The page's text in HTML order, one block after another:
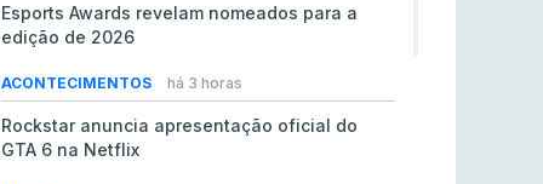
Esports Awards revelam nomeados para a
edição de 2026
ACONTECIMENTOS há 3 horas
Rockstar anuncia apresentação oficial do
GTA 6 na Netflix